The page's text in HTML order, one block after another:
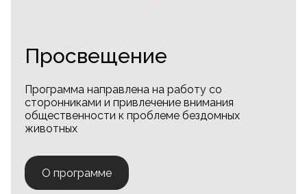
Просвещение
Программа направлена на работу со
сторонниками и привлечение внимания
общественности к проблеме бездомных
животных
О программе